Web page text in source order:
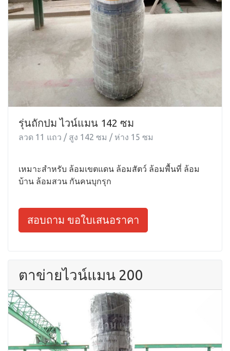
รุ่นถักปม ไวน์แมน 142 ซม
ลวด 11 แถว / สูง 142 ซม / ห่าง 15 ซม
เหมาะสำหรับ ล้อมเขตแดน ล้อมสัตว์ ล้อมพื้นที่ ล้อม
บ้าน ล้อมสวน กันคนบุกรุก
สอบถาม ขอใบเสนอราคา
ตาข่ายไวน์แมน 200